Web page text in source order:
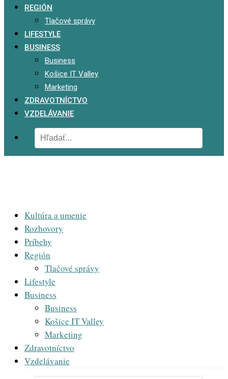
REGIÓN
Tlačové správy
LIFESTYLE
BUSINESS
Business
Košice IT Valley
Marketing
ZDRAVOTNÍCTVO
VZDELÁVANIE
Kultúra a umenie
Rozhovory
Príbehy
Región
Tlačové správy
Lifestyle
Business
Business
Košice IT Valley
Marketing
Zdravotníctvo
Vzdelávanie